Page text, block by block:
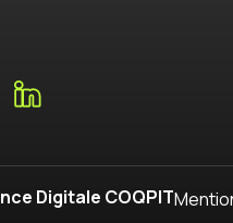
Digitale COQPIT